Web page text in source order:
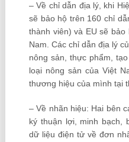
– Về chỉ dẫn địa lý, khi
sẽ bảo hộ trên 160 chỉ
thành viên) và EU sẽ
Nam. Các chỉ dẫn địa lý
nông sản, thực phẩm,
loại nông sản của Việt
thương hiệu của mình tại
– Về nhãn hiệu: Hai bên
ký thuận lợi, minh bạch,
dữ liệu điện tử về đơn